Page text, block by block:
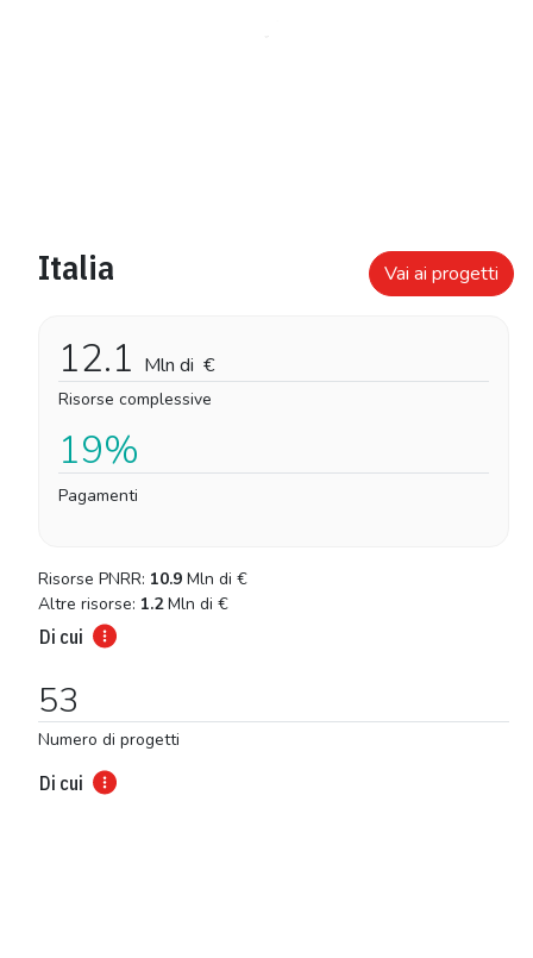
Italia Vai ai progetti
12.1 Mln di €
Risorse complessive
19%
Pagamenti
Risorse PNRR: 10.9 Mln di €
Altre risorse: 1.2 Mln di €
Di cui
53
Numero di progetti
Di cui